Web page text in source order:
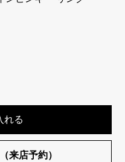
れる
来店予約）